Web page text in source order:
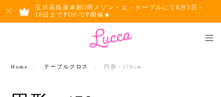
玉川高島屋本館5階メゾン・エ・ターブルにて8月5日～
18日までPOP-UP開催★
Home テーブルクロス 円形・170cm